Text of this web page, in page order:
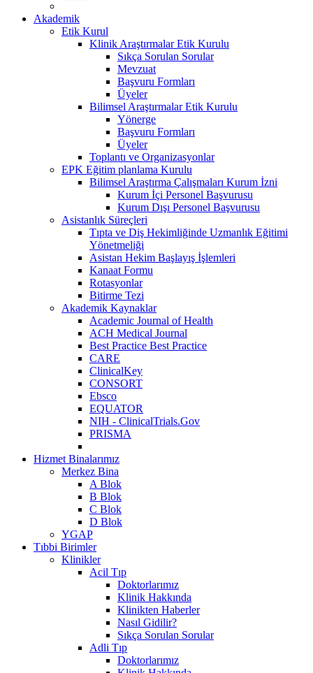
Akademik
Etik Kurul
Klinik Araştırmalar Etik Kurulu
Sıkça Sorulan Sorular
Mevzuat
Başvuru Formları
Üyeler
Bilimsel Araştırmalar Etik Kurulu
Yönerge
Başvuru Formları
Üyeler
Toplantı ve Organizasyonlar
EPK Eğitim planlama Kurulu
Bilimsel Araştırma Çalışmaları Kurum İzni
Kurum İçi Personel Başvurusu
Kurum Dışı Personel Başvurusu
Asistanlık Süreçleri
Tıpta ve Diş Hekimliğinde Uzmanlık Eğitimi
Yönetmeliği
Asistan Hekim Başlayış İşlemleri
Kanaat Formu
Rotasyonlar
Bitirme Tezi
Akademik Kaynaklar
Academic Journal of Health
ACH Medical Journal
Best Practice Best Practice
CARE
ClinicalKey
CONSORT
Ebsco
EQUATOR
NIH - ClinicalTrials.Gov
PRISMA
Hizmet Binalarımız
Merkez Bina
A Blok
B Blok
C Blok
D Blok
YGAP
Tıbbi Birimler
Klinikler
Acil Tıp
Doktorlarımız
Klinik Hakkında
Klinikten Haberler
Nasıl Gidilir?
Sıkça Sorulan Sorular
Adli Tıp
Doktorlarımız